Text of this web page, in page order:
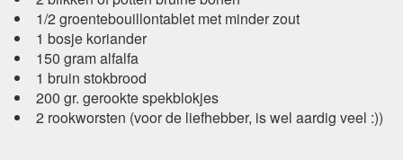
1/2 groentebouillontablet met minder zout
1 bosje koriander
150 gram alfalfa
1 bruin stokbrood
200 gr. gerookte spekblokjes
2 rookworsten (voor de liefhebber, is wel aardig veel :))